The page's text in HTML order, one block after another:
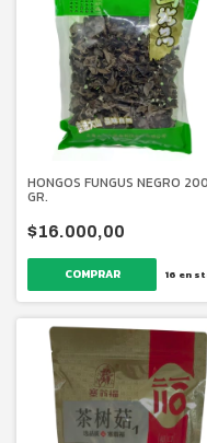
HONGOS FUNGUS NEGRO 200
GR.
$16.000,00
16 en